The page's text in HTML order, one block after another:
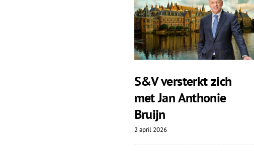
S&V versterkt zich
met Jan Anthonie
Bruijn
2 april 2026